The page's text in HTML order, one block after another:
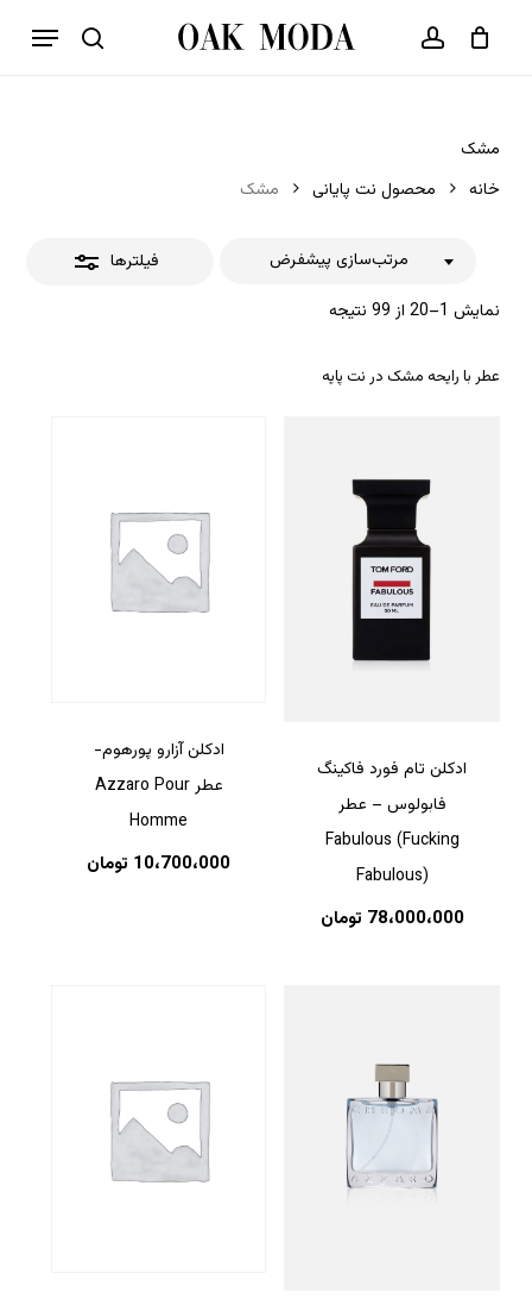
جستجو حساب کاربری
فهرست
سبد خرید بستن
مشک
خانه
محصول نت پایانی مشک
فیلترها
نمایش 1–20 از 99 نتیجه
مرتب‌سازی پیشفرض
بستن
عطر با رایحه مشک در نت پایه
ادکلن تام فورد فاکینگ
فابولوس – عطر
Fabulous (Fucking
Fabulous)
78،000،000 تومان
ادکلن آزارو پورهوم-
عطر Azzaro Pour
Homme
10،700،000 تومان